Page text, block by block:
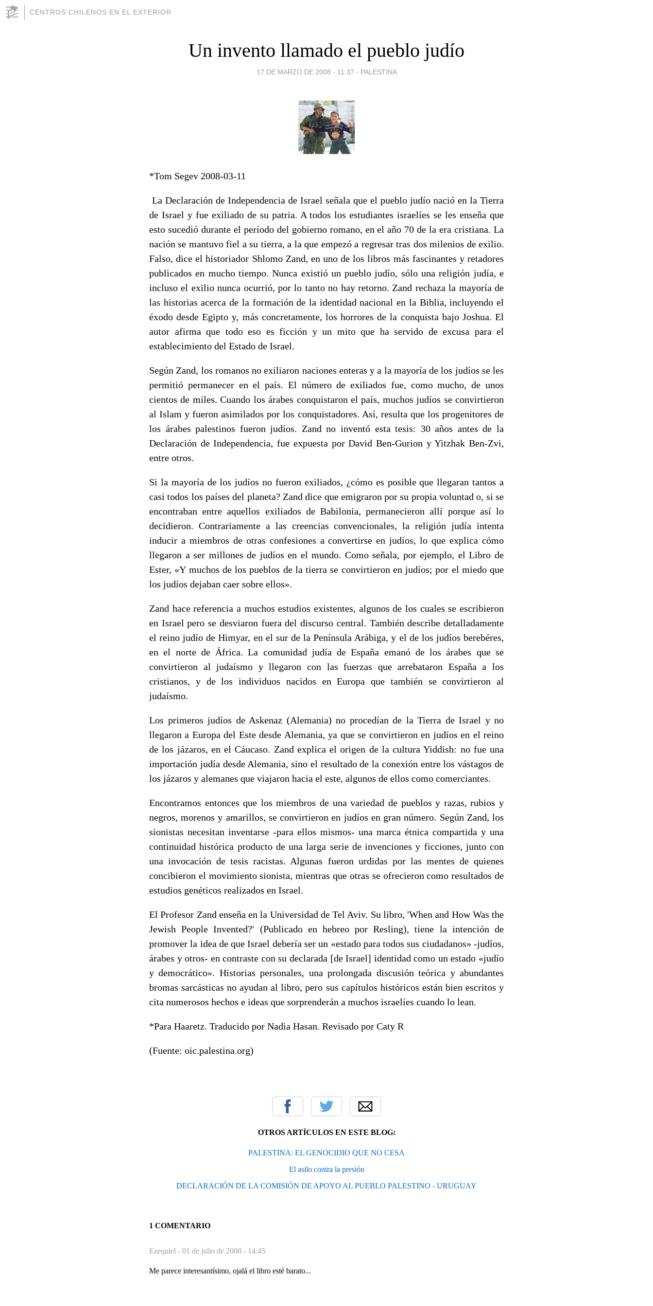
CENTROS CHILENOS EN EL EXTERIOR
Un invento llamado el pueblo judío
17 DE MARZO DE 2008 - 11:37 - PALESTINA
*Tom Segev 2008-03-11
La Declaración de Independencia de Israel señala que el pueblo judío nació en la Tierra
de Israel y fue exiliado de su patria. A todos los estudiantes israelíes se les enseña que
esto sucedió durante el período del gobierno romano, en el año 70 de la era cristiana. La
nación se mantuvo fiel a su tierra, a la que empezó a regresar tras dos milenios de exilio.
Falso, dice el historiador Shlomo Zand, en uno de los libros más fascinantes y retadores
publicados en mucho tiempo. Nunca existió un pueblo judío, sólo una religión judía, e
incluso el exilio nunca ocurrió, por lo tanto no hay retorno. Zand rechaza la mayoría de
las historias acerca de la formación de la identidad nacional en la Biblia, incluyendo el
éxodo desde Egipto y, más concretamente, los horrores de la conquista bajo Joshua. El
autor afirma que todo eso es ficción y un mito que ha servido de excusa para el
establecimiento del Estado de Israel.
Según Zand, los romanos no exiliaron naciones enteras y a la mayoría de los judíos se les
permitió permanecer en el país. El número de exiliados fue, como mucho, de unos
cientos de miles. Cuando los árabes conquistaron el país, muchos judíos se convirtieron
al Islam y fueron asimilados por los conquistadores. Así, resulta que los progenitores de
los árabes palestinos fueron judíos. Zand no inventó esta tesis: 30 años antes de la
Declaración de Independencia, fue expuesta por David Ben-Gurion y Yitzhak Ben-Zvi,
entre otros.
Si la mayoría de los judíos no fueron exiliados, ¿cómo es posible que llegaran tantos a
casi todos los países del planeta? Zand dice que emigraron por su propia voluntad o, si se
encontraban entre aquellos exiliados de Babilonia, permanecieron allí porque así lo
decidieron. Contrariamente a las creencias convencionales, la religión judía intenta
inducir a miembros de otras confesiones a convertirse en judíos, lo que explica cómo
llegaron a ser millones de judíos en el mundo. Como señala, por ejemplo, el Libro de
Ester, «Y muchos de los pueblos de la tierra se convirtieron en judíos; por el miedo que
los judíos dejaban caer sobre ellos».
Zand hace referencia a muchos estudios existentes, algunos de los cuales se escribieron
en Israel pero se desviaron fuera del discurso central. También describe detalladamente
el reino judío de Himyar, en el sur de la Península Arábiga, y el de los judíos berebéres,
en el norte de África. La comunidad judía de España emanó de los árabes que se
convirtieron al judaísmo y llegaron con las fuerzas que arrebataron España a los
cristianos, y de los individuos nacidos en Europa que también se convirtieron al
judaísmo.
Los primeros judíos de Askenaz (Alemania) no procedían de la Tierra de Israel y no
llegaron a Europa del Este desde Alemania, ya que se convirtieron en judíos en el reino
de los jázaros, en el Cáucaso. Zand explica el origen de la cultura Yiddish: no fue una
importación judía desde Alemania, sino el resultado de la conexión entre los vástagos de
los jázaros y alemanes que viajaron hacia el este, algunos de ellos como comerciantes.
Encontramos entonces que los miembros de una variedad de pueblos y razas, rubios y
negros, morenos y amarillos, se convirtieron en judíos en gran número. Según Zand, los
sionistas necesitan inventarse -para ellos mismos- una marca étnica compartida y una
continuidad histórica producto de una larga serie de invenciones y ficciones, junto con
una invocación de tesis racistas. Algunas fueron urdidas por las mentes de quienes
concibieron el movimiento sionista, mientras que otras se ofrecieron como resultados de
estudios genéticos realizados en Israel.
El Profesor Zand enseña en la Universidad de Tel Aviv. Su libro, 'When and How Was the
Jewish People Invented?' (Publicado en hebreo por Resling), tiene la intención de
promover la idea de que Israel debería ser un «estado para todos sus ciudadanos» -judíos,
árabes y otros- en contraste con su declarada [de Israel] identidad como un estado «judío
y democrático». Historias personales, una prolongada discusión teórica y abundantes
bromas sarcásticas no ayudan al libro, pero sus capítulos históricos están bien escritos y
cita numerosos hechos e ideas que sorprenderán a muchos israelíes cuando lo lean.
*Para Haaretz. Traducido por Nadia Hasan. Revisado por Caty R
(Fuente: oic.palestina.org)
OTROS ARTÍCULOS EN ESTE BLOG:
PALESTINA: EL GENOCIDIO QUE NO CESA
El asilo contra la presión
DECLARACIÓN DE LA COMISIÓN DE APOYO AL PUEBLO PALESTINO - URUGUAY
1 COMENTARIO
Ezequiel - 01 de julio de 2008 - 14:45
Me parece interesantísimo, ojalá el libro esté barato...